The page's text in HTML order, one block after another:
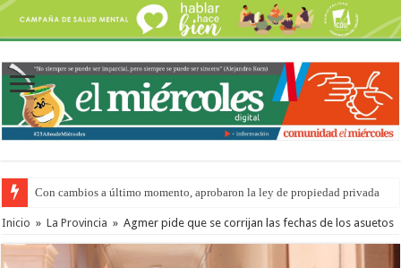
Con cambios a último momento, aprobaron la ley de propiedad privada
Inicio » La Provincia » Agmer pide que se corrijan las fechas de los asuetos